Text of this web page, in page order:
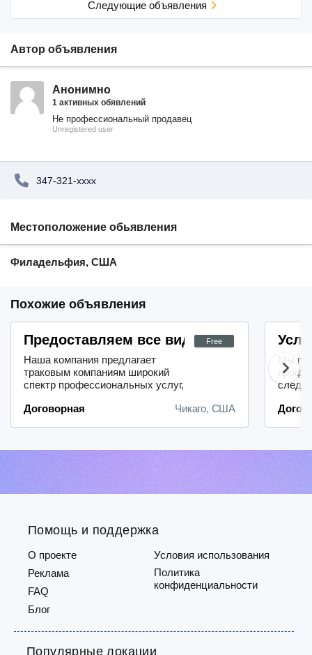
Cледующие объявления
Автор объявления
Анонимно
1 активных обявлений
Не профессиональный продавец
Unregistered user
347-321-xxxx
Местоположение обьявления
Филадельфия, США
Похожие объявления
Free
Договорная Чикаго, США
Предоставляем все виды
Наша компания предлагает
траковым компаниям широкий
спектр профессиональных услуг,
основные категории:
консультационных услуг мы
учёта;- помогаем организоват...
Мы
с
Популярные локации
Помощь и поддержка
О проекте
Реклама
FAQ
Блог
Условия использования
Политика
конфиденциальности